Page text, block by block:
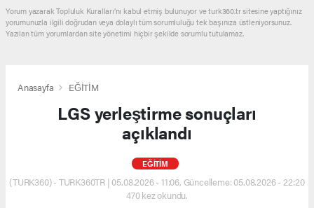
Yorum yazarak Topluluk Kuralları’nı kabul etmiş bulunuyor ve turk360.tr sitesine yaptığınız
yorumunuzla ilgili doğrudan veya dolaylı tüm sorumluluğu tek başınıza üstleniyorsunuz.
Yazılan tüm yorumlardan site yönetimi hiçbir şekilde sorumlu tutulamaz.
Anasayfa EĞİTİM
LGS yerleştirme sonuçları
açıklandı
EĞİTİM
(TURK360) - TURK360TR | 05.08.2026 - 11:06, Güncelleme: 05.08.2026 - 22:20
470 kez okundu.